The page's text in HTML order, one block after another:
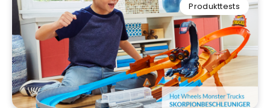
Produkttests